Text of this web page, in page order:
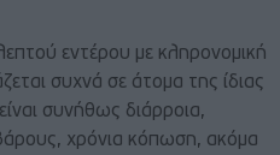
εντέρου με κληρονομική
συχνά σε άτομα της ίδιας
συνήθως διάρροια,
χρόνια κόπωση, ακόμα